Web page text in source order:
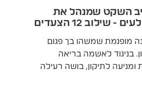
השקט שמנהל את
החיים מאחורי הקלעים - שילוב 12 הצעדים
מופנמת שמשהו בך פגום
בניגוד לאשמה בריאה
לתיקון, בושה רעילה
ריפוי ממנה דורש עבודה